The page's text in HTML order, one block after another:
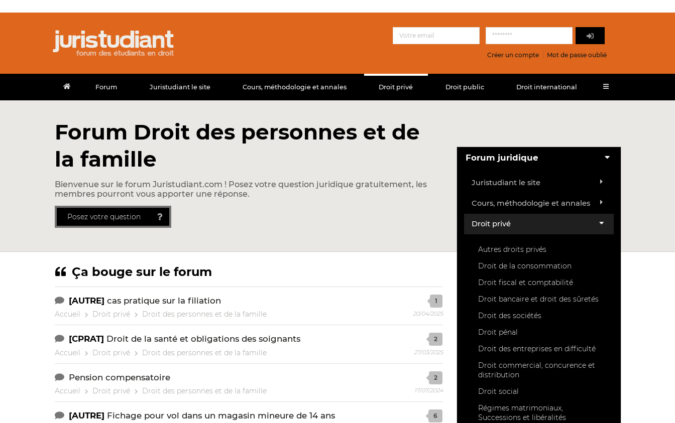
Créer un compte Mot de passe oublié
Forum Juristudiant le site Cours, méthodologie et annales Droit privé Droit public Droit international
Forum Droit des personnes et de
la famille
Bienvenue sur le forum Juristudiant.com ! Posez votre question juridique gratuitement, les
membres pourront vous apporter une réponse.
Posez votre question
Ça bouge sur le forum
[AUTRE] cas pratique sur la filiation
Accueil Droit privé Droit des personnes et de la famille
1
20/04/2025
[CPRAT] Droit de la santé et obligations des soignants
Accueil Droit privé Droit des personnes et de la famille
2
27/03/2025
Pension compensatoire
Accueil Droit privé Droit des personnes et de la famille
2
17/07/2024
[AUTRE] Fichage pour vol dans un magasin mineure de 14 ans 6
Forum juridique
Juristudiant le site
Cours, méthodologie et annales
Droit privé
Autres droits privés
Droit de la consommation
Droit fiscal et comptabilité
Droit bancaire et droit des sûretés
Droit des sociétés
Droit pénal
Droit des entreprises en difficulté
Droit commercial, concurence et
distribution
Droit social
Régimes matrimoniaux,
Successions et libéralités